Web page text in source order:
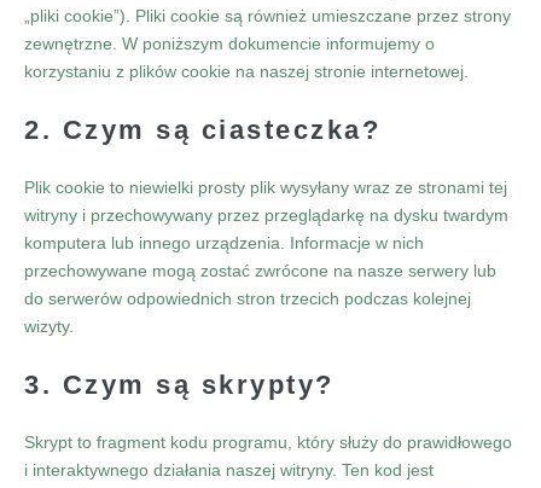
„pliki cookie”). Pliki cookie są również umieszczane przez strony
zewnętrzne. W poniższym dokumencie informujemy o
korzystaniu z plików cookie na naszej stronie internetowej.
2. Czym są ciasteczka?
Plik cookie to niewielki prosty plik wysyłany wraz ze stronami tej
witryny i przechowywany przez przeglądarkę na dysku twardym
komputera lub innego urządzenia. Informacje w nich
przechowywane mogą zostać zwrócone na nasze serwery lub
do serwerów odpowiednich stron trzecich podczas kolejnej
wizyty.
3. Czym są skrypty?
Skrypt to fragment kodu programu, który służy do prawidłowego
i interaktywnego działania naszej witryny. Ten kod jest